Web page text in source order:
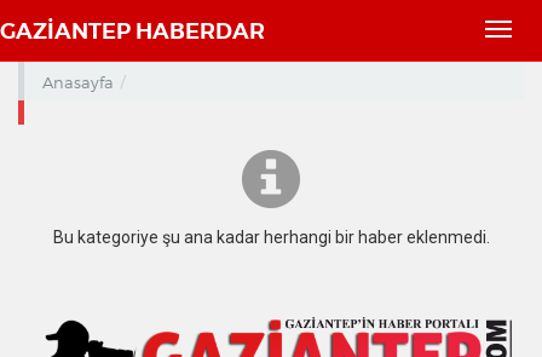
GAZİANTEP HABERDAR
Anasayfa
Bu kategoriye şu ana kadar herhangi bir haber eklenmedi.